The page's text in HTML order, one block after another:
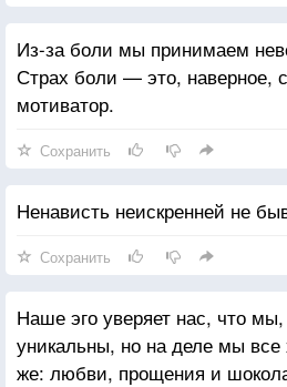
Из-за боли мы принимаем
Страх боли — это, наверное,
мотиватор.
Сохранить
Ненависть неискренней не
Сохранить
Наше эго уверяет нас, что
уникальны, но на деле мы все
же: любви, прощения и